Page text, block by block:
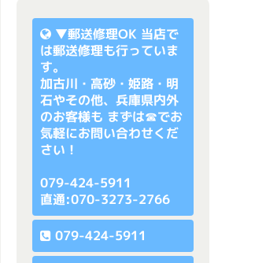
▼郵送修理OK 当店で
は郵送修理も行っていま
す。
加古川・高砂・姫路・明
石やその他、兵庫県内外
のお客様も まずは☎でお
気軽にお問い合わせくだ
さい！
079-424-5911
直通:070-3273-2766
079-424-5911